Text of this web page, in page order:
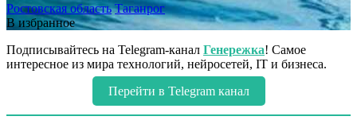
Ростовская область Таганрог
В избранное
Подписывайтесь на Telegram-канал Генережка! Самое
интересное из мира технологий, нейросетей, IT и бизнеса.
Перейти в Telegram канал